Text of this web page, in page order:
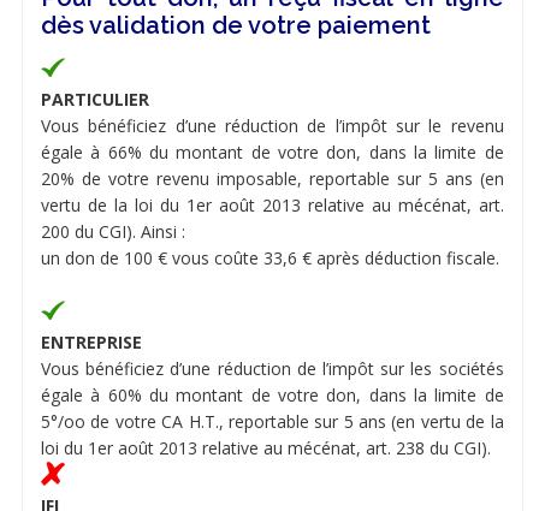
dès validation de votre paiement
PARTICULIER
Vous bénéficiez d’une réduction de l’impôt sur le revenu
égale à 66% du montant de votre don, dans la limite de
20% de votre revenu imposable, reportable sur 5 ans (en
vertu de la loi du 1er août 2013 relative au mécénat, art.
200 du CGI). Ainsi :
un don de 100 € vous coûte 33,6 € après déduction fiscale.
ENTREPRISE
Vous bénéficiez d’une réduction de l’impôt sur les sociétés
égale à 60% du montant de votre don, dans la limite de
5°/oo de votre CA H.T., reportable sur 5 ans (en vertu de la
loi du 1er août 2013 relative au mécénat, art. 238 du CGI).
IFI